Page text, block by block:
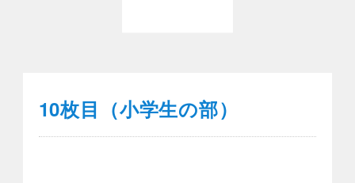
10枚目（小学生の部）